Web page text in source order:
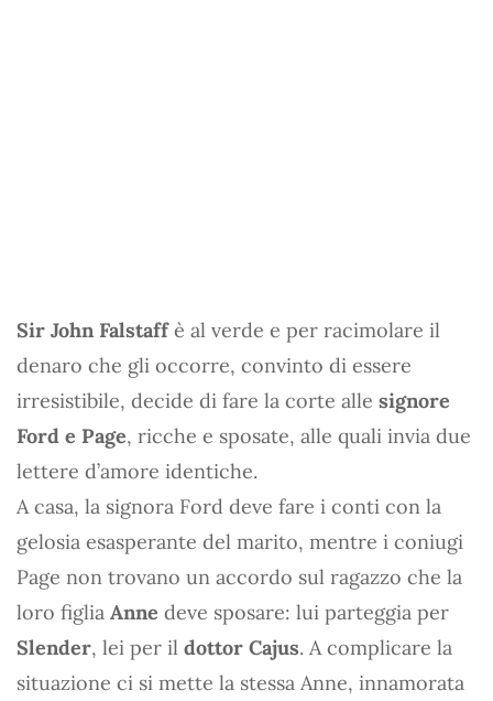
Sir John Falstaffè al verde e per racimolare il
denaro che gli occorre, convinto di essere
irresistibile, decide di fare la corte alle signore
Ford e Page, ricche e sposate, alle quali invia due
lettere d’amore identiche.
A casa, la signora Ford deve fare i conti con la
gelosia esasperante del marito, mentre i coniugi
Page non trovano un accordo sul ragazzo che la
loro figlia Anne deve sposare: lui parteggia per
Slender, lei per il dottor Cajus. A complicare la
situazione ci si mette la stessa Anne, innamorata